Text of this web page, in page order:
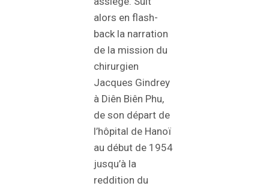
alors en flash-
back la narration
de la mission du
chirurgien
Jacques Gindrey
à Diên Biên Phu,
de son départ de
l’hôpital de Hanoï
au début de 1954
jusqu’à la
reddition du